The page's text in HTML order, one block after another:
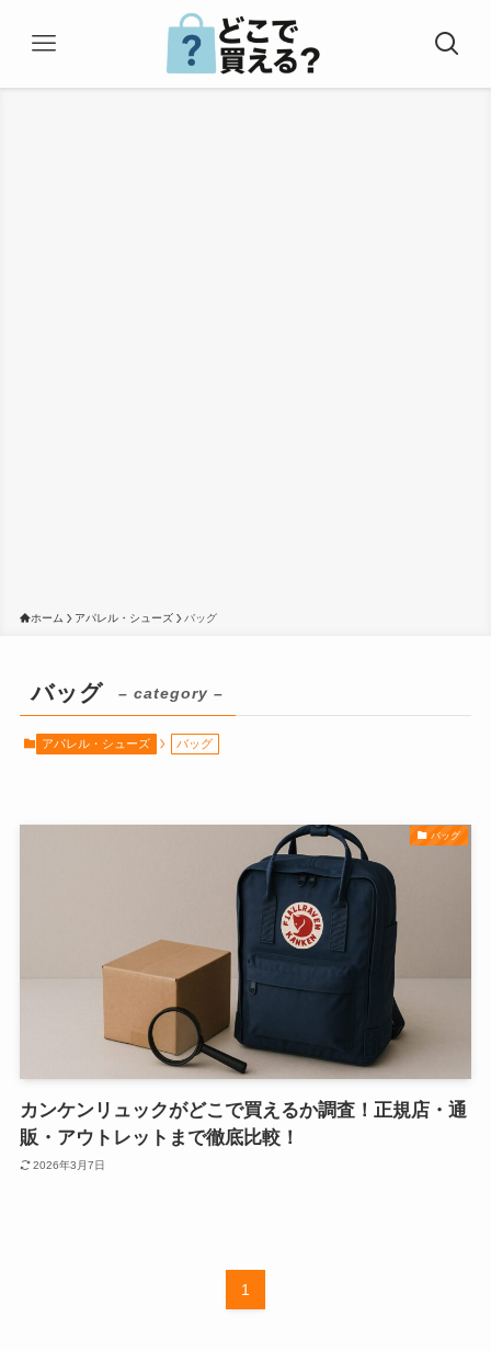
ホーム アパレル・シューズ バッグ
バッグ – category –
アパレル・シューズ バッグ
バッグ
カンケンリュックがどこで買えるか調査！正規店・通
販・アウトレットまで徹底比較！
2026年3月7日
1